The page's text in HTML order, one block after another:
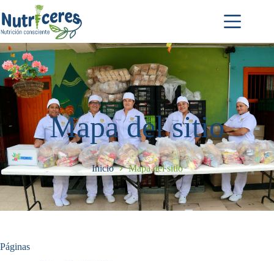
Mapa del sitio
Inicio Mapa del sitio
Páginas